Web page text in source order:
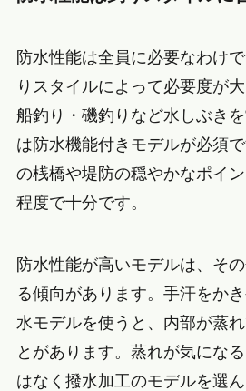
防水性能は全員に必要なわけ
りスタイルによって必要度が
船釣り・磯釣りなど水しぶき
は防水機能付きモデルが必須
の桟橋や堤防の穏やかなポイ
程度で十分です。
防水性能が高いモデルは、そ
る傾向があります。手汗をか
水モデルを使うと、内部が蒸
とがあります。蒸れが気にな
はなく撥水加工のモデルを選ん